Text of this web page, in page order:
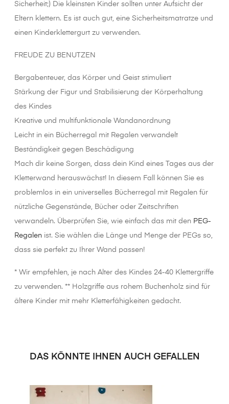
Sicherheit;) Die kleinsten Kinder sollten unter Aufsicht der
Eltern klettern. Es ist auch gut, eine Sicherheitsmatratze und
einen Kinderklettergurt zu verwenden.
FREUDE ZU BENUTZEN
Bergabenteuer, das Körper und Geist stimuliert
Stärkung der Figur und Stabilisierung der Körperhaltung
des Kindes
Kreative und multifunktionale Wandanordnung
Leicht in ein Bücherregal mit Regalen verwandelt
Beständigkeit gegen Beschädigung
Mach dir keine Sorgen, dass dein Kind eines Tages aus der
Kletterwand herauswächst! In diesem Fall können Sie es
problemlos in ein universelles Bücherregal mit Regalen für
nützliche Gegenstände, Bücher oder Zeitschriften
verwandeln. Überprüfen Sie, wie einfach das mit den PEG-
Regalen ist. Sie wählen die Länge und Menge der PEGs so,
dass sie perfekt zu Ihrer Wand passen!
* Wir empfehlen, je nach Alter des Kindes 24-40 Klettergriffe
zu verwenden. ** Holzgriffe aus rohem Buchenholz sind für
ältere Kinder mit mehr Kletterfähigkeiten gedacht.
DAS KÖNNTE IHNEN AUCH GEFALLEN